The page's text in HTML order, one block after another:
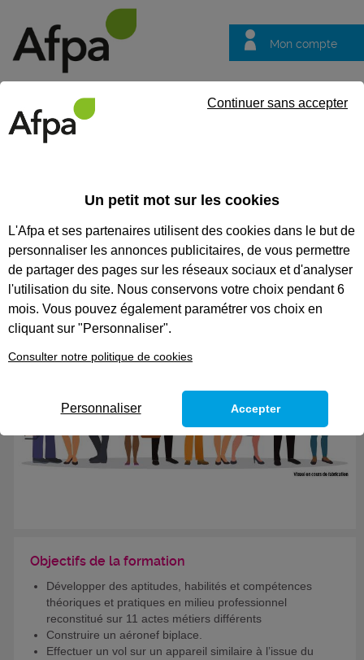
Mon compte
questions
CODES
POEI - LES AILES DE L'AVENIR
Objectifs de la formation
Développer des aptitudes, habilités et compétences
théoriques et pratiques en milieu professionnel
reconstitué sur 11 actes métiers différents
Construire un aéronef biplace.
Effectuer un vol sur un appareil similaire à l’issue du
Un petit mot sur les cookies
L'Afpa et ses partenaires utilisent des cookies dans le but de
personnaliser les annonces publicitaires, de vous permettre
de partager des pages sur les réseaux sociaux et d'analyser
l'utilisation du site. Nous conservons votre choix pendant 6
mois. Vous pouvez également paramétrer vos choix en
cliquant sur "Personnaliser".
Consulter notre politique de cookies
Continuer sans accepter
Personnaliser Accepter